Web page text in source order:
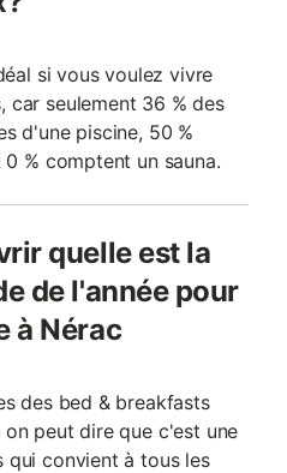
si vous voulez vivre
car seulement 36 % des
d'une piscine, 50 %
% comptent un sauna.
quelle est la
de l'année pour
à Nérac
des bed & breakfasts
peut dire que c'est une
qui convient à tous les